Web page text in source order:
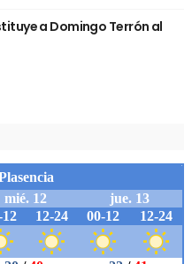
a Domingo Terrón al